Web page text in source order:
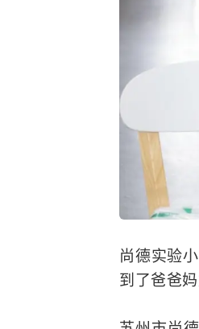
尚德实验
到了爸爸